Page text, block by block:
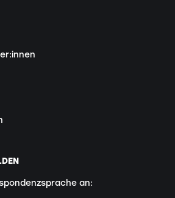
an: